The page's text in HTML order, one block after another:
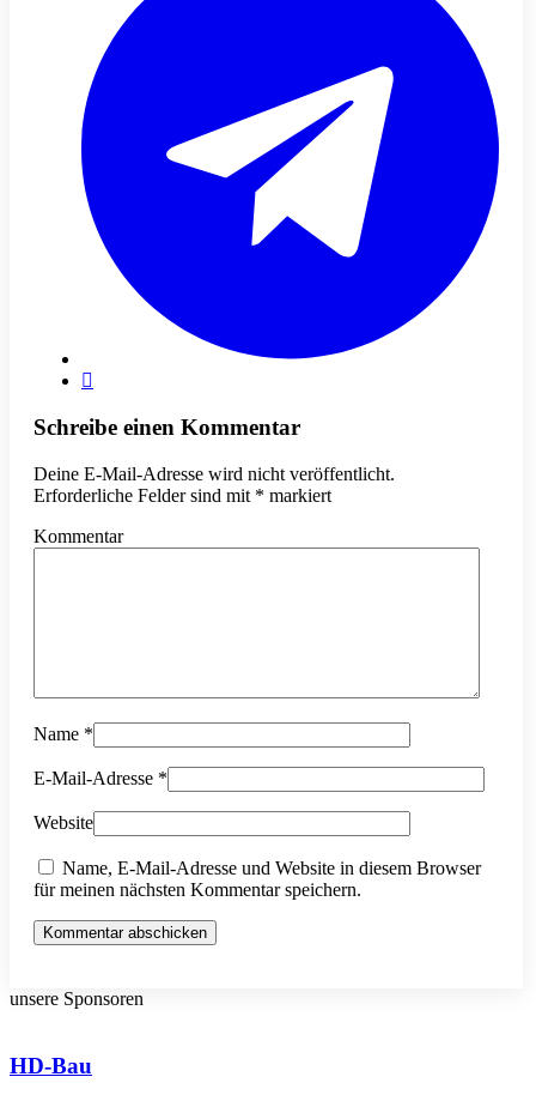
Schreibe einen Kommentar
Deine E-Mail-Adresse wird nicht veröffentlicht.
Erforderliche Felder sind mit * markiert
Kommentar
Name *
E-Mail-Adresse *
Website
Name, E-Mail-Adresse und Website in diesem Browser
für meinen nächsten Kommentar speichern.
Kommentar abschicken
unsere Sponsoren
HD-Bau